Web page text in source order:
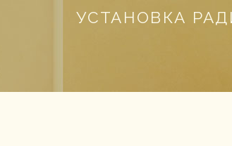
УСТАНОВКА